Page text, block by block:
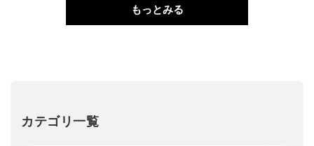
もっとみる
カテゴリ一覧